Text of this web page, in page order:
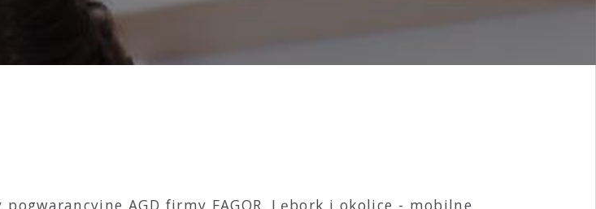
AGD firmy FAGOR. Lębork i okolice - mobilne